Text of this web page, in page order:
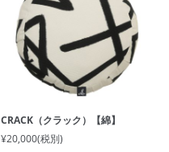
CRACK（クラック）【綿】
¥20,000(税別)